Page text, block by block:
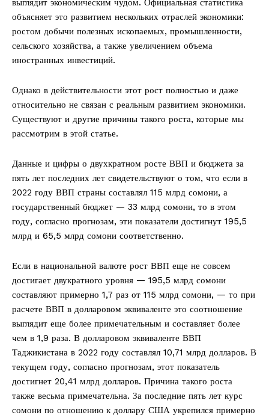
объясняет это развитием нескольких отраслей экономики:
ростом добычи полезных ископаемых, промышленности,
сельского хозяйства, а также увеличением объема
иностранных инвестиций.
Однако в действительности этот рост полностью и даже
относительно не связан с реальным развитием экономики.
Существуют и другие причины такого роста, которые мы
рассмотрим в этой статье.
Данные и цифры о двухкратном росте ВВП и бюджета за
пять лет последних лет свидетельствуют о том, что если в
2022 году ВВП страны составлял 115 млрд сомони, а
государственный бюджет — 33 млрд сомони, то в этом
году, согласно прогнозам, эти показатели достигнут 195,5
млрд и 65,5 млрд сомони соответственно.
Если в национальной валюте рост ВВП еще не совсем
достигает двукратного уровня — 195,5 млрд сомони
составляют примерно 1,7 раз от 115 млрд сомони, — то при
расчете ВВП в долларовом эквиваленте это соотношение
выглядит еще более примечательным и составляет более
чем в 1,9 раза. В долларовом эквиваленте ВВП
Таджикистана в 2022 году составлял 10,71 млрд долларов. В
текущем году, согласно прогнозам, этот показатель
достигнет 20,41 млрд долларов. Причина такого роста
также весьма примечательна. За последние пять лет курс
сомони по отношению к доллару США укрепился примерно